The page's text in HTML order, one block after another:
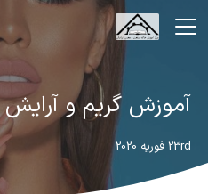
آموزش گریم و آرایش
23rd فوریه 2020